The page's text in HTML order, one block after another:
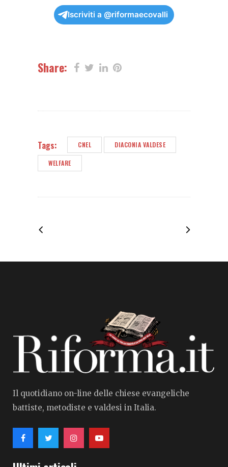
Iscriviti a @riformaecovalli
Share:
Tags: CNEL DIACONIA VALDESE
WELFARE
Il quotidiano on-line delle chiese evangeliche
battiste, metodiste e valdesi in Italia.